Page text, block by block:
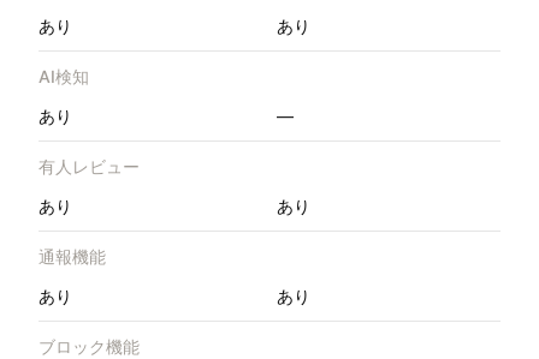
あり
あり
AI検知
あり
—
有人レビュー
あり
あり
通報機能
あり
あり
ブロック機能